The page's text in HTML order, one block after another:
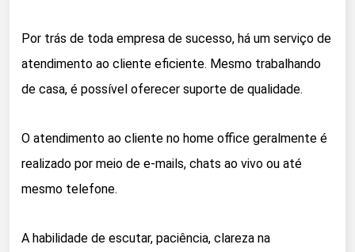
Por trás de toda empresa de sucesso, há um serviço de
atendimento ao cliente eficiente. Mesmo trabalhando
de casa, é possível oferecer suporte de qualidade.
O atendimento ao cliente no home office geralmente é
realizado por meio de e-mails, chats ao vivo ou até
mesmo telefone.
A habilidade de escutar, paciência, clareza na